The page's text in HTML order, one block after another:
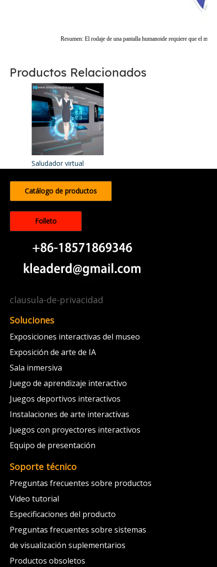
Resumen: El rodaje de una pantalla humanoide requiere que el
Productos Relacionados
Saludador virtual
Catálogo de productos
Folleto
clausula-de-privacidad
Soluciones
Exposiciones interactivas del museo
Exposición de arte de IA
Sala inmersiva
Juego de aprendizaje interactivo
Juegos deportivos interactivos
Instalaciones de arte interactivas
Juegos con proyectores interactivos
Equipo de presentación
Soporte técnico
Preguntas frecuentes sobre productos
Video tutorial
Especificaciones del producto
Preguntas frecuentes sobre sistemas
de visualización suplementarios
Productos obsoletos